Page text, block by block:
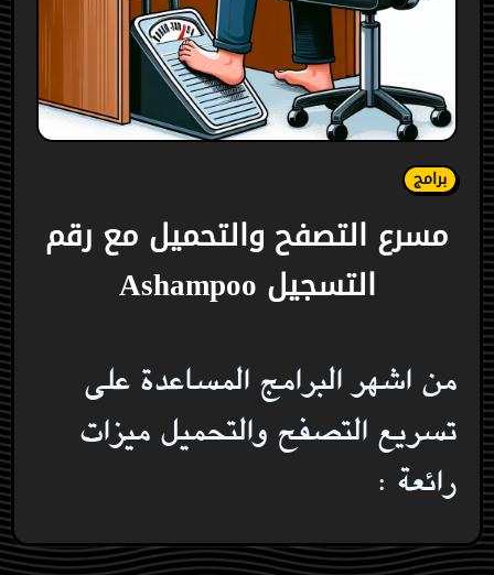
برامج
مسرع التصفح والتحميل مع رقم
التسجيل Ashampoo
من اشهر البرامج المساعدة على
تسريع التصفح والتحميل ميزات
رائعة :